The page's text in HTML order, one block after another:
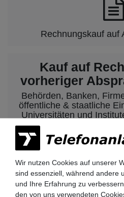
Rechnungskauf auf
Kauf auf
vorheriger
Behörden, Banken,
öffentliche & staatliche
Universitäten und
Nehmen Sie dazu
Email Kontakt
Siemens HiPath 3000
Wir nutzen Cookies auf unserer
sind essenziell, während andere
und Ihre Erfahrung zu
den von uns verwendeten